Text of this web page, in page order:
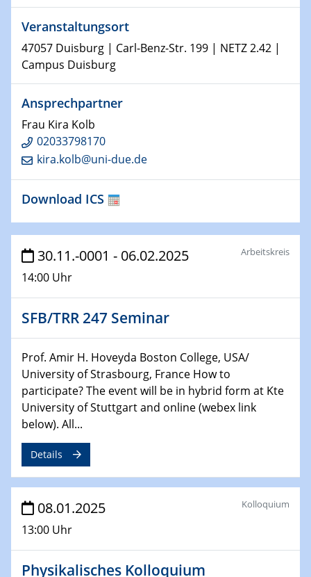
14.01.2025
SFB 1242 Kolloquium
15.01.2025
Comets – Why Should We Study Them?
15.01.2025
GDCh Kolloquium
Physikalisches Kolloquium
Make it and break it: Contact and Cracks at soft
interfaces
22.01.2025
HyMission Short Talks
29.01.2025
Physikalisches Kolloquium
Decoding mRNA translation: Computational and
experimental approaches to understanding gene
expression
29.01.2025
GDCh Kolloquium
The Cation Shuffle
30.01.2025
MATURE
Veranstaltungsort
47057 Duisburg | Carl-Benz-Str. 199 | NETZ 2.42 |
Campus Duisburg
Ansprechpartner
Frau Kira Kolb
02033798170
kira.kolb@uni-due.de
Download ICS
30.11.-0001 - 06.02.2025
14:00 Uhr
Arbeitskreis
SFB/TRR 247 Seminar
Prof. Amir H. Hoveyda Boston College, USA/
University of Strasbourg, France How to
participate? The event will be in hybrid form at Kte
University of Stuttgart and online (webex link
below). All...
Details
08.01.2025
13:00 Uhr
Kolloquium
Physikalisches Kolloquium